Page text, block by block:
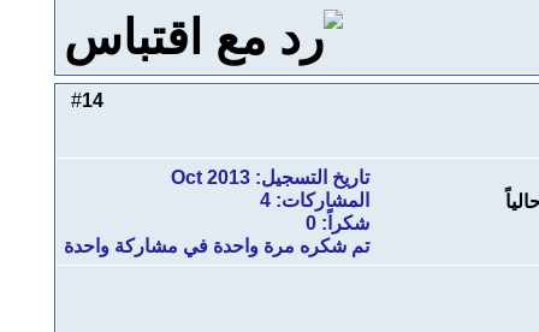
14
تاريخ التسجيل: Oct 2013
المشاركات: 4
شكراً: 0
تم شكره مرة واحدة في مشاركة واحدة